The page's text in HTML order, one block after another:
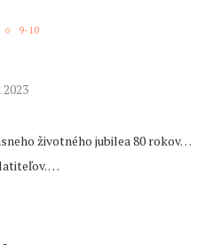
9-10
životného jubilea 80 rokov…
…